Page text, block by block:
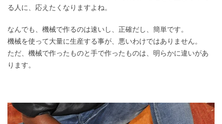
る人に、応えたくなりますよね。
なんでも、機械で作るのは速いし、正確だし、簡単です。
機械を使って大量に生産する事が、悪いわけではありません。
ただ、機械で作ったものと手で作ったものは、明らかに違いがあ
ります。